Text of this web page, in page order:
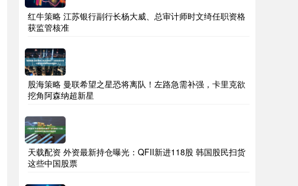
红牛策略 江苏银行副行长杨大威、总审计师时文绮任职资格
获监管核准
股海策略 曼联希望之星恐将离队！左路急需补强，卡里克欲
挖角阿森纳超新星
天载配资 外资最新持仓曝光：QFII新进118股 韩国股民扫货
这些中国股票